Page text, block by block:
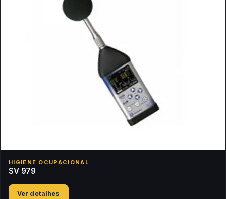
HIGIENE OCUPACIONAL
SV 979
Ver detalhes